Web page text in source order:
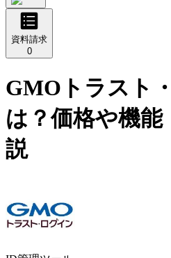
資料請求
0
GMOトラスト
は？価格や機
説